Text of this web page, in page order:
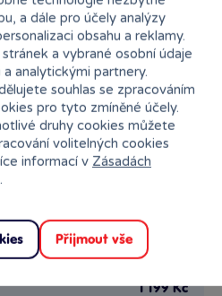
s projekcí času
Harry Potter, který přenese magii...
1 199 Kč
a dále pro účely analýzy
obsahu a reklamy.
a vybrané osobní údaje
a analytickými partnery.
souhlas se zpracováním
pro tyto zmíněné účely.
druhy cookies můžete
volitelných cookies
informací v Zásadách
.
Přijmout vše